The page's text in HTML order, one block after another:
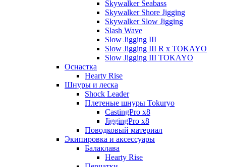
Skywalker Seabass
Skywalker Shore Jigging
Skywalker Slow Jigging
Slash Wave
Slow Jigging III
Slow Jigging III R x TOKAYO
Slow Jigging III TOKAYO
Оснастка
Hearty Rise
Шнуры и леска
Shock Leader
Плетеные шнуры Tokuryo
CastingPro x8
JiggingPro x8
Поводковый материал
Экипировка и аксессуары
Балаклава
Hearty Rise